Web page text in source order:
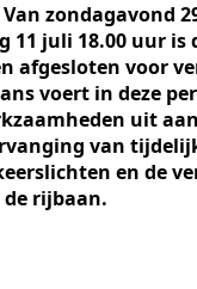
zondagavond
juli 18.00 uur is
afgesloten voor
voert in deze
uit
van
en de
de rijbaan.